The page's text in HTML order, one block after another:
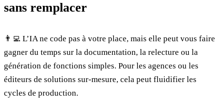
sans remplacer
👨‍💻 L’IA ne code pas à votre place, mais elle peut vous faire
gagner du temps sur la documentation, la relecture ou la
génération de fonctions simples. Pour les agences ou les
éditeurs de solutions sur-mesure, cela peut fluidifier les
cycles de production.